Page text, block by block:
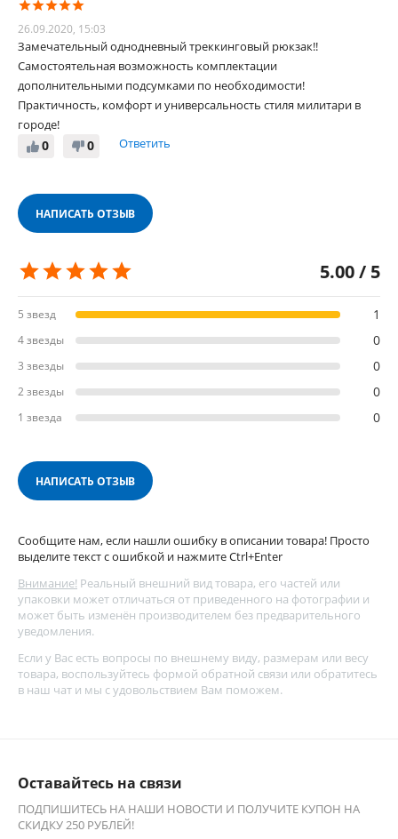
26.09.2020, 15:03
Замечательный однодневный треккинговый рюкзак!!
Самостоятельная возможность комплектации
дополнительными подсумками по необходимости!
Практичность, комфорт и универсальность стиля милитари в
городе!
0
0 Ответить
НАПИСАТЬ ОТЗЫВ
5.00 / 5
5 звезд 1
4 звезды 0
3 звезды 0
2 звезды 0
1 звезда 0
НАПИСАТЬ ОТЗЫВ
Сообщите нам, если нашли ошибку в описании товара! Просто
выделите текст с ошибкой и нажмите Ctrl+Enter
Внимание! Реальный внешний вид товара, его частей или
упаковки может отличаться от приведенного на фотографии и
может быть изменён производителем без предварительного
уведомления.
Если у Вас есть вопросы по внешнему виду, размерам или весу
товара, воспользуйтесь формой обратной связи или обратитесь
в наш чат и мы с удовольствием Вам поможем.
Оставайтесь на связи
ПОДПИШИТЕСЬ НА НАШИ НОВОСТИ И ПОЛУЧИТЕ КУПОН НА
СКИДКУ 250 РУБЛЕЙ!